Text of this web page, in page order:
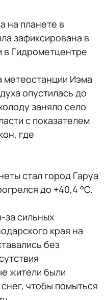
на планете в
зафиксирована в
в Гидрометцентре
метеостанции Иэма
опустилась до
заняло село
с показателем
где
стал город Гаруа
до +40,4 °C.
за сильных
края на
без
жители были
чтобы помыться